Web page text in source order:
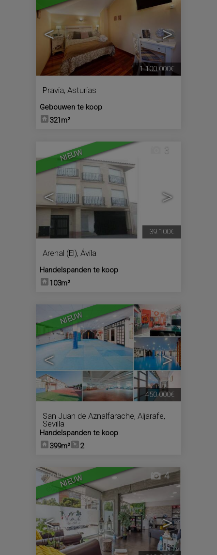
< >
Pravia, Asturias
Gebouwen te koop
321m²
1.100.000€
NIEUW
< >
3
Arenal (El), Ávila
Handelspanden te koop
103m²
39.100€
NIEUW
< >
4
San Juan de Aznalfarache, Aljarafe,
Sevilla
Handelspanden te koop
399m²
2
450.000€
NIEUW
< >
4